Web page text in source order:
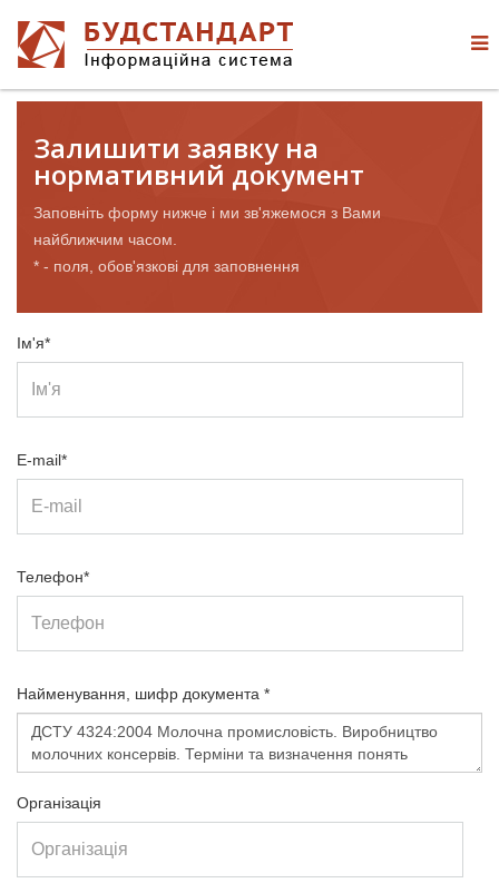
Залишити заявку на
нормативний документ
Заповніть форму нижче і ми зв'яжемося з Вами
найближчим часом.
* - поля, обов'язкові для заповнення
Ім'я*
E-mail*
Телефон*
Найменування, шифр документа *
Організація